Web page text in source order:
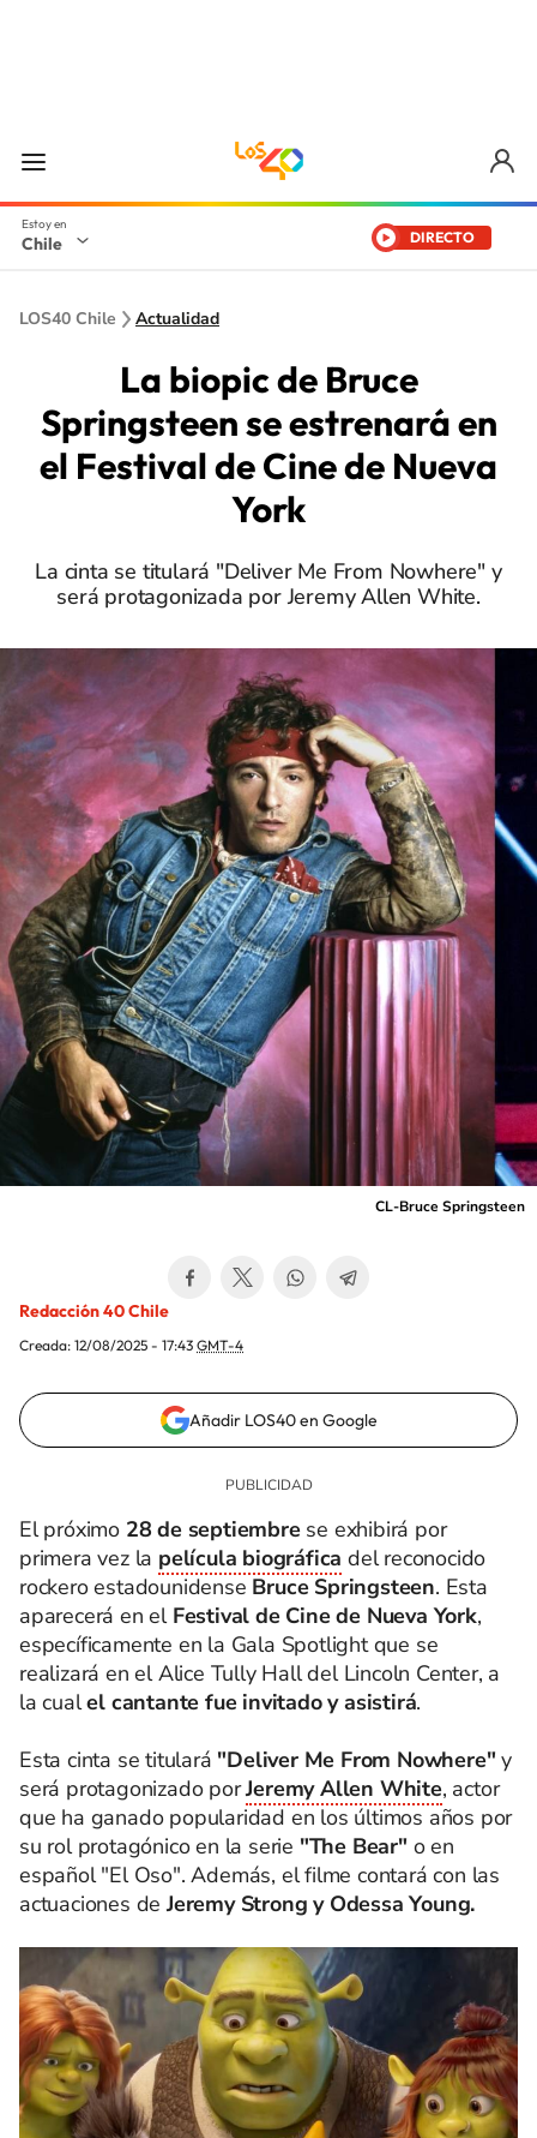
Chile DIRECTO
LOS40 Chile Actualidad
La biopic de Bruce
Springsteen se estrenará en
el Festival de Cine de Nueva
York
La cinta se titulará "Deliver Me From Nowhere" y
será protagonizada por Jeremy Allen White.
CL-Bruce Springsteen
Redacción 40 Chile
Creada: 12/08/2025 - 17:43 GMT-4
Añadir LOS40 en Google
El próximo 28 de septiembrese exhibirá por
primera vez la película biográfica del reconocido
rockero estadounidense Bruce Springsteen. Esta
aparecerá en el Festival de Cine de Nueva York,
específicamente en la Gala Spotlight que se
realizará en el Alice Tully Hall del Lincoln Center, a
la cualel cantante fue invitado y asistirá.
Esta cinta se titulará "Deliver Me From Nowhere" y
será protagonizado porJeremy Allen White, actor
que ha ganado popularidad en los últimos años por
su rol protagónico en la serie "The Bear" o en
español "El Oso". Además, el filme contará con las
actuaciones de Jeremy Strong y Odessa Young.